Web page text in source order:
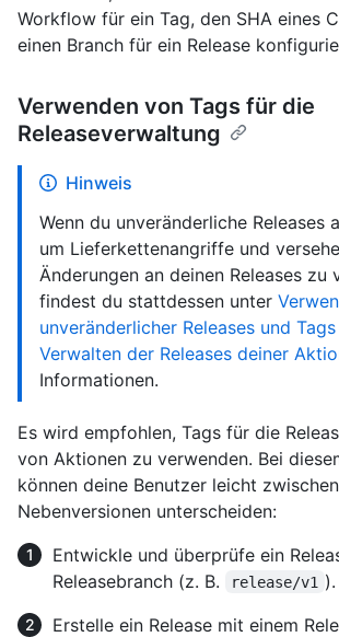
Workflow für ein Tag, den SHA eines
einen Branch für ein Release
Verwenden von Tags für die
Releaseverwaltung
Hinweis
Wenn du unveränderliche Releases
um Lieferkettenangriffe und
Änderungen an deinen Releases zu
findest du stattdessen unter
unveränderlicher Releases und
Verwalten der Releases deiner
Informationen.
Es wird empfohlen, Tags für die
von Aktionen zu verwenden. Bei
können deine Benutzer leicht
Nebenversionen unterscheiden:
Entwickle und überprüfe ein
Releasebranch (z. B.
release/v1 ).
Erstelle ein Release mit einem